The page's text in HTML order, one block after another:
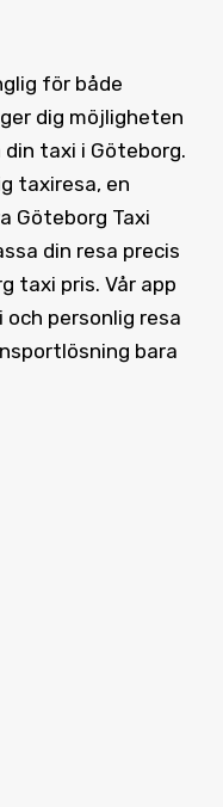
för både
dig möjligheten
taxi i Göteborg.
taxiresa, en
Göteborg Taxi
din resa precis
taxi pris. Vår app
personlig resa
bara